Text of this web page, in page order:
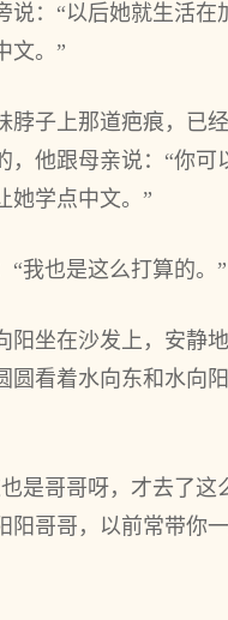
说：“以后她就生活在
文。”
脖子上那道疤痕，已
，他跟母亲说：“你可
她学点中文。”
“我也是这么打算的。”
阳坐在沙发上，安静地
圆看着水向东和水向阳
是哥哥呀，才去了这
阳哥哥，以前常带你